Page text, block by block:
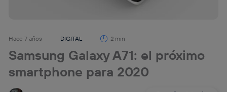
Hace 7 años DIGITAL 2 min
Samsung Galaxy A71: el próximo
smartphone para 2020